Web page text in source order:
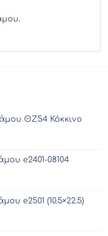
ΘZ54 Κόκκινο
e2401-08104
e2501 (10.5×22.5)